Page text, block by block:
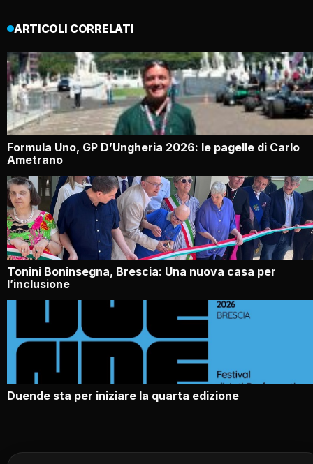
ARTICOLI CORRELATI
Formula Uno, GP D’Ungheria 2026: le pagelle di Carlo
Ametrano
Tonini Boninsegna, Brescia: Una nuova casa per
l’inclusione
Duende sta per iniziare la quarta edizione